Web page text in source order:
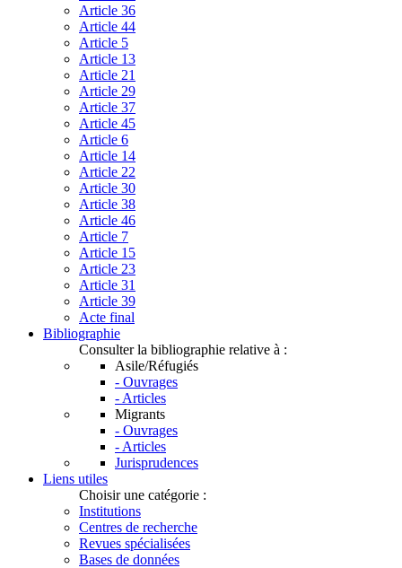
Article 36
Article 44
Article 5
Article 13
Article 21
Article 29
Article 37
Article 45
Article 6
Article 14
Article 22
Article 30
Article 38
Article 46
Article 7
Article 15
Article 23
Article 31
Article 39
Acte final
Bibliographie
Consulter la bibliographie relative à :
Asile/Réfugiés
- Ouvrages
- Articles
Migrants
- Ouvrages
- Articles
Jurisprudences
Liens utiles
Choisir une catégorie :
Institutions
Centres de recherche
Revues spécialisées
Bases de données